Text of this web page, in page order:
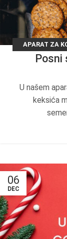
APARAT ZA
Posni
U našem
keksića
06
DEC